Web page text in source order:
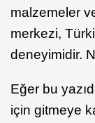
malzemeler
merkezi,
deneyimidir.
Eğer bu
için gitmeye